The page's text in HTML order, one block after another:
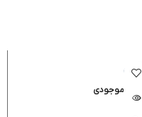
-8%
اتمام موجودی